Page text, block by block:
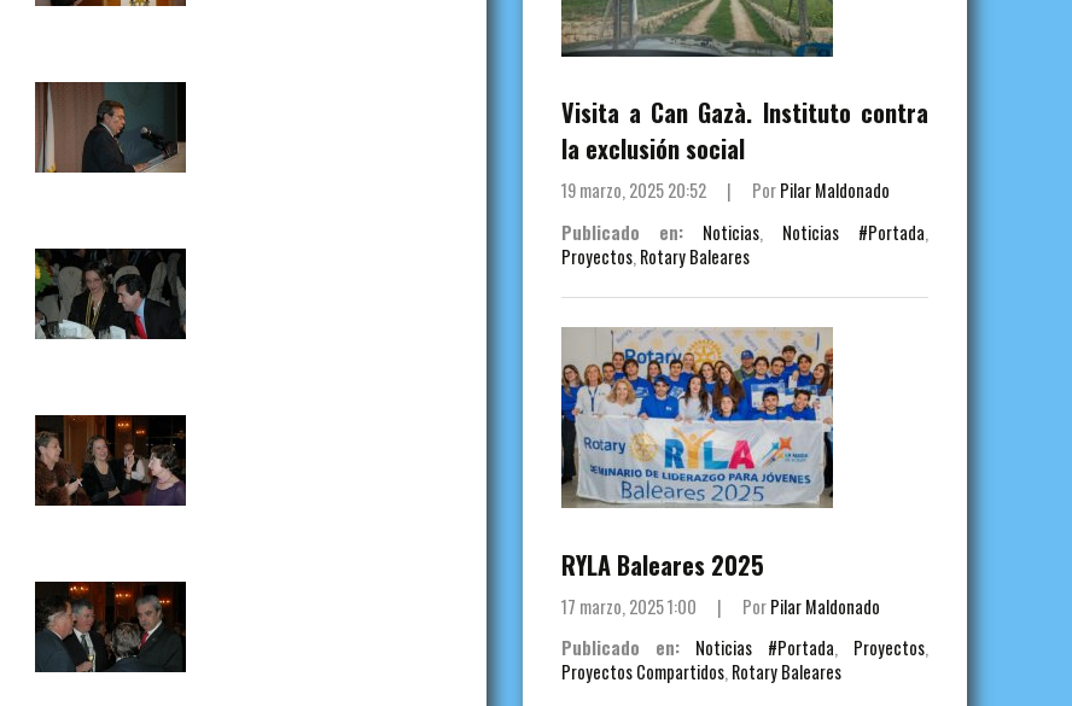
Visita a Can Gazà. Instituto contra
la exclusión social
19 marzo, 2025 20:52 | PorPilar Maldonado
Publicado en:
Noticias, Noticias #Portada,
Proyectos, Rotary Baleares
RYLA Baleares 2025
17 marzo, 2025 1:00 | PorPilar Maldonado
Publicado en:
Noticias #Portada, Proyectos,
Proyectos Compartidos, Rotary Baleares